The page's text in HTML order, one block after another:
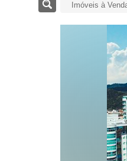
Imóveis à